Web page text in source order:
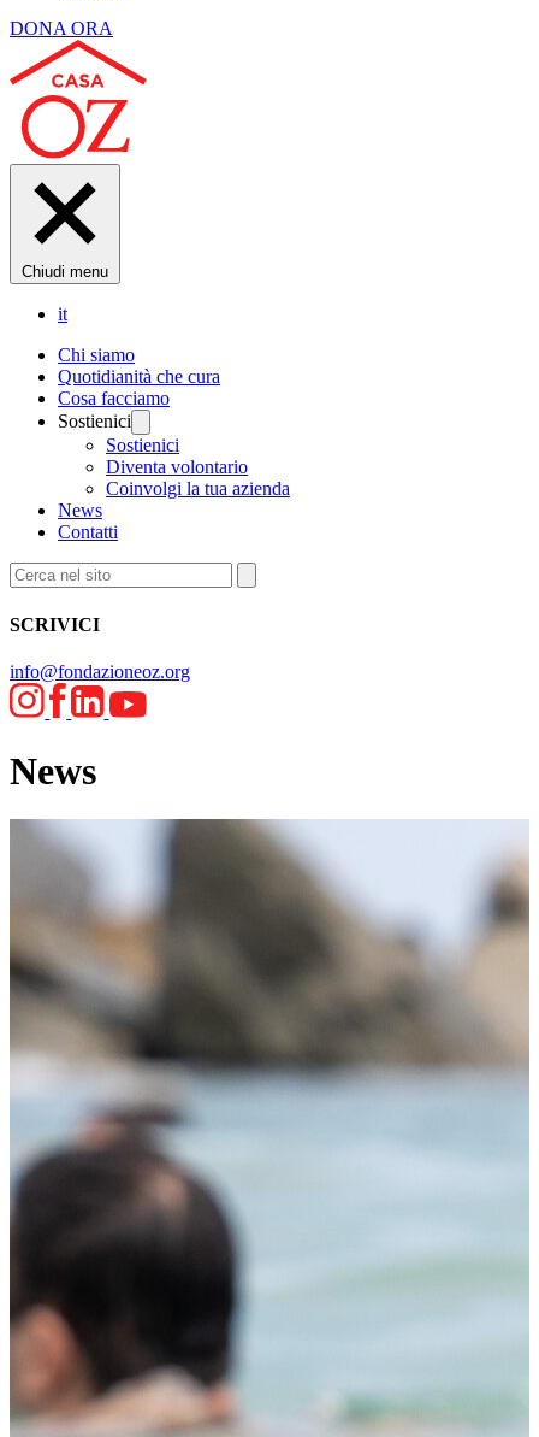
DONA ORA
Chiudi menu
it
Chi siamo
Quotidianità che cura
Cosa facciamo
Sostienici
Sostienici
Diventa volontario
Coinvolgi la tua azienda
News
Contatti
SCRIVICI
info@fondazioneoz.org
News